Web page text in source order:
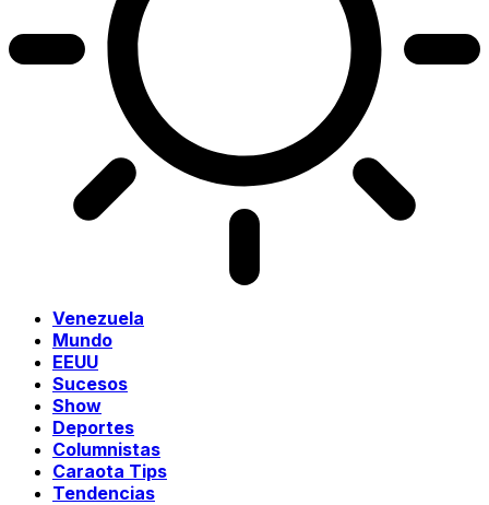
Venezuela
Mundo
EEUU
Sucesos
Show
Deportes
Columnistas
Caraota Tips
Tendencias